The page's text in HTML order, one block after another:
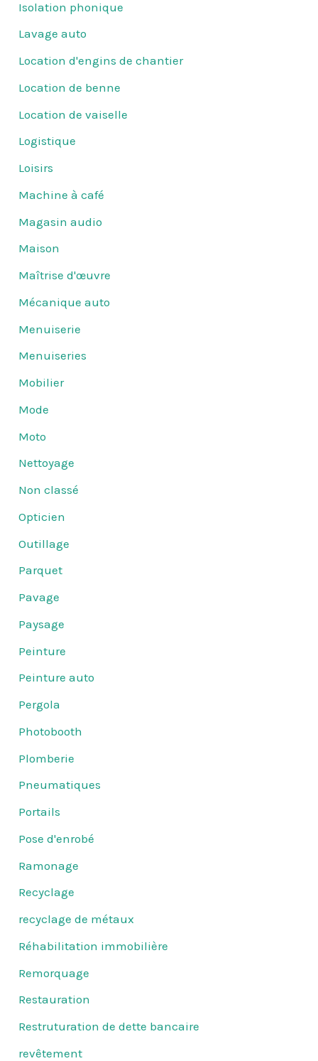
Isolation phonique
Lavage auto
Location d'engins de chantier
Location de benne
Location de vaiselle
Logistique
Loisirs
Machine à café
Magasin audio
Maison
Maîtrise d'œuvre
Mécanique auto
Menuiserie
Menuiseries
Mobilier
Mode
Moto
Nettoyage
Non classé
Opticien
Outillage
Parquet
Pavage
Paysage
Peinture
Peinture auto
Pergola
Photobooth
Plomberie
Pneumatiques
Portails
Pose d'enrobé
Ramonage
Recyclage
recyclage de métaux
Réhabilitation immobilière
Remorquage
Restauration
Restruturation de dette bancaire
revêtement